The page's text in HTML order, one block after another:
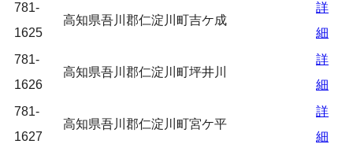
781-
1625
高知県吾川郡仁淀川町吉ケ成
詳
細
781-
1626
高知県吾川郡仁淀川町坪井川
詳
細
781-
1627
高知県吾川郡仁淀川町宮ケ平
詳
細